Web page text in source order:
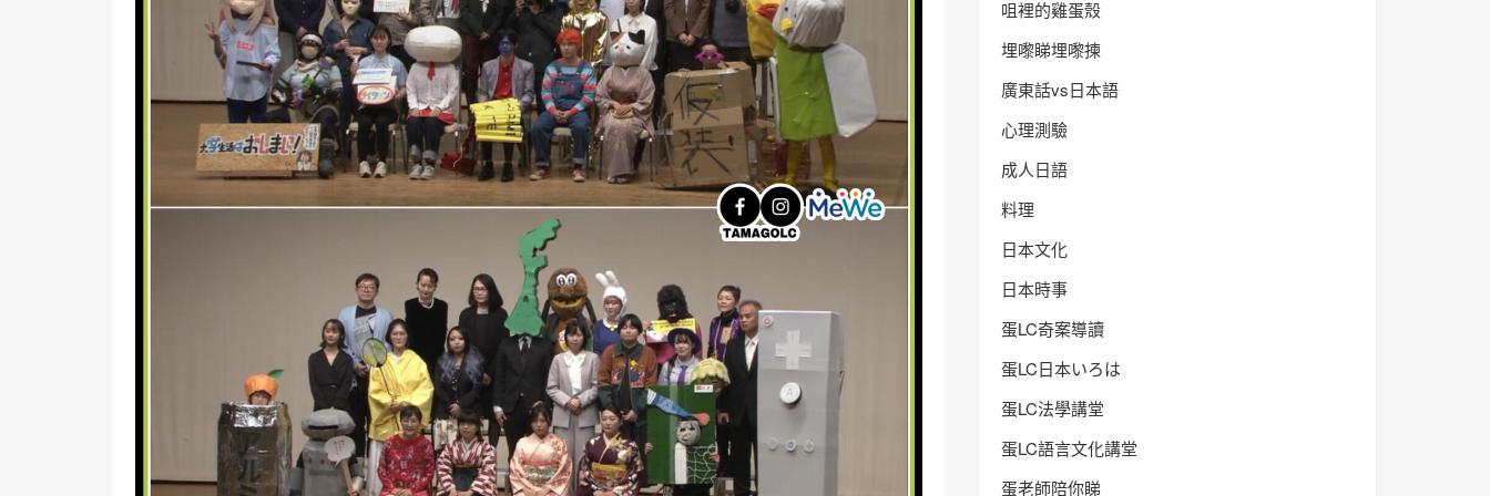
咀裡的雞蛋殼
埋嚟睇埋嚟揀
廣東話vs日本語
心理測驗
成人日語
料理
日本文化
日本時事
蛋LC奇案導讀
蛋LC日本いろは
蛋LC法學講堂
蛋LC語言文化講堂
蛋老師陪你睇